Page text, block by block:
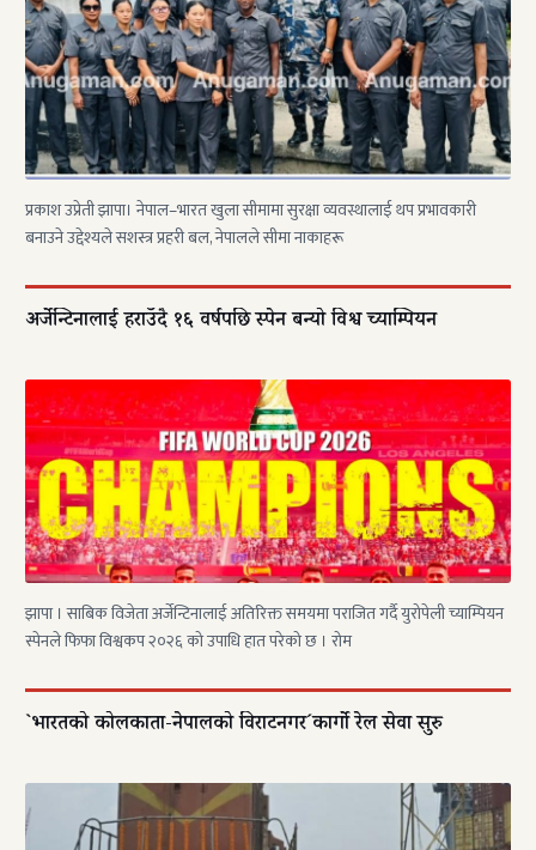
प्रकाश उप्रेती झापा। नेपाल–भारत खुला सीमामा सुरक्षा व्यवस्थालाई थप प्रभावकारी
बनाउने उद्देश्यले सशस्त्र प्रहरी बल, नेपालले सीमा नाकाहरू
अर्जेन्टिनालाई हराउँदै १६ वर्षपछि स्पेन बन्यो विश्व च्याम्पियन
झापा । साबिक विजेता अर्जेन्टिनालाई अतिरिक्त समयमा पराजित गर्दै युरोपेली च्याम्पियन
स्पेनले फिफा विश्वकप २०२६ को उपाधि हात परेको छ । रोम
`भारतको कोलकाता-नेपालको विराटनगर´कार्गो रेल सेवा सुरु